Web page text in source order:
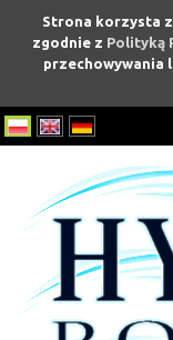
Strona korzysta
zgodnie z Polityką
przechowywania